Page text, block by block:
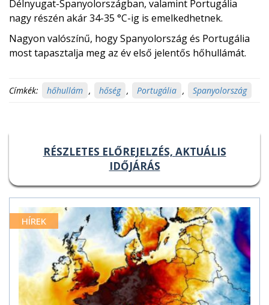
Délnyugat-Spanyolországban, valamint Portugália
nagy részén akár 34-35 °C-ig is emelkedhetnek.
Nagyon valószínű, hogy Spanyolország és Portugália
most tapasztalja meg az év első jelentős hőhullámát.
Címkék: hőhullám , hőség , Portugália , Spanyolország
RÉSZLETES ELŐREJELZÉS, AKTUÁLIS
IDŐJÁRÁS
HÍREK